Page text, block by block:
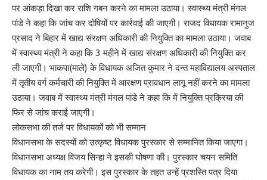
पर आंकड़ा दिखा कर राशि गबन करने का मामला उठाया। स्वास्थ्य मंत्री मंगल
पांडे ने कहा कि जांच कर दोषियों पर कार्रवाई की जाएगी। राजद विधायक रामानुज
प्रसाद ने बिहार में खाद्य संरक्षण अधिकारी की नियुक्ति का मामला उठाया। जवाब
में स्वास्थ्य मंत्री ने कहा कि 3 महीने में खाद्य संरक्षण अधिकारी की नियुक्ति कर
ली जाएगी। भाकपा(माले) के विधायक अजित कुमार ने दन्त महाविद्यालय अस्पताल
में तृतीय वर्ग कर्मचारी की नियुक्ति में आरक्षण प्रावधान लागू नहीं करने का मामला
उठाया। जवाब में स्वास्थ्य मंत्री मंगल पांडे ने कहा कि में नियुक्ति प्रक्रिया की
फिर से जांच कराई जाएगी।
लोकसभा की तर्ज पर विधायकों को भी सम्मान
विधानसभा के सदस्यों को उत्कृष्ट विधायक पुरस्कार से सम्मानित किया जाएगा।
विधानसभा अध्यक्ष विजय सिन्हा ने इसकी घोषणा की। पुरस्कार चयन समिति
विधायक का नाम तय करेगी। इस पुरस्कार के तहत उन्हें प्रशस्ति पत्र दिया